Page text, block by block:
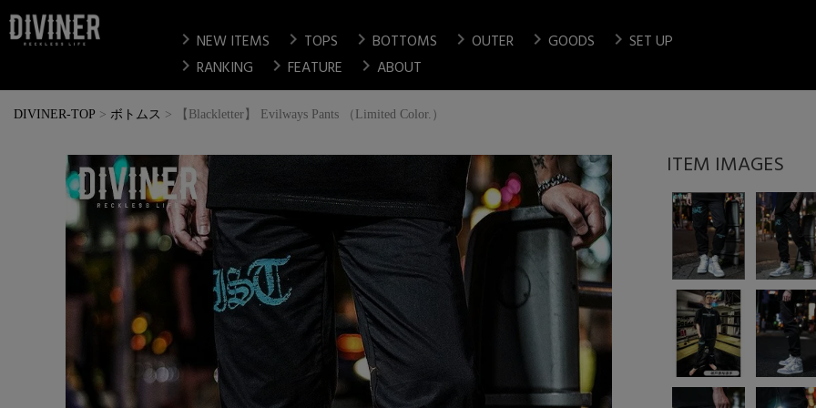
chevron_right NEW ITEMS chevron_right TOPS chevron_right BOTTOMS chevron_right OUTER chevron_right GOODS chevron_right SET UP
chevron_right RANKING chevron_right FEATURE chevron_right ABOUT
DIVINER-TOP ボトムス 【Blackletter】 Evilways Pants （Limited Color.）